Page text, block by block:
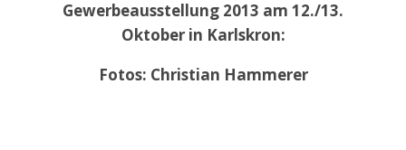
Gewerbeausstellung 2013 am 12./13.
Oktober in Karlskron:
Fotos: Christian Hammerer